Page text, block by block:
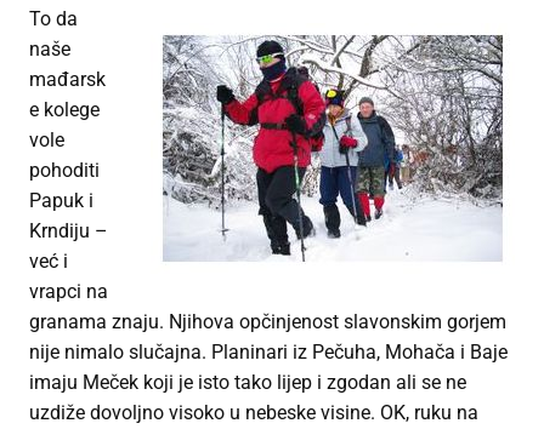
To da
naše
mađarsk
e kolege
vole
pohoditi
Papuk i
Krndiju –
već i
vrapci na
granama znaju. Njihova opčinjenost slavonskim gorjem
nije nimalo slučajna. Planinari iz Pečuha, Mohača i Baje
imaju Meček koji je isto tako lijep i zgodan ali se ne
uzdiže dovoljno visoko u nebeske visine. OK, ruku na